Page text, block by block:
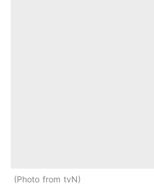
Photo from tvN